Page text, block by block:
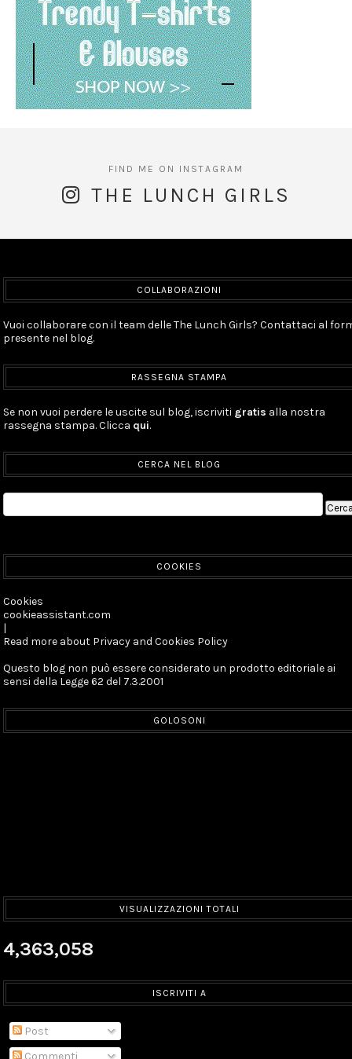
THE LUNCH GIRLS
COLLABORAZIONI
Vuoi collaborare con il team delle The Lunch Girls? Contattaci al
presente nel blog.
RASSEGNA STAMPA
Se non vuoi perdere le uscite sul blog, iscriviti gratis alla nostra
rassegna stampa. Clicca qui.
CERCA NEL BLOG
COOKIES
Cookies
cookieassistant.com
|
Read more about Privacy and Cookies Policy
Questo blog non può essere considerato un prodotto editoriale ai
sensi della Legge 62 del 7.3.2001
GOLOSONI
VISUALIZZAZIONI TOTALI
4,363,058
ISCRIVITI A
Post